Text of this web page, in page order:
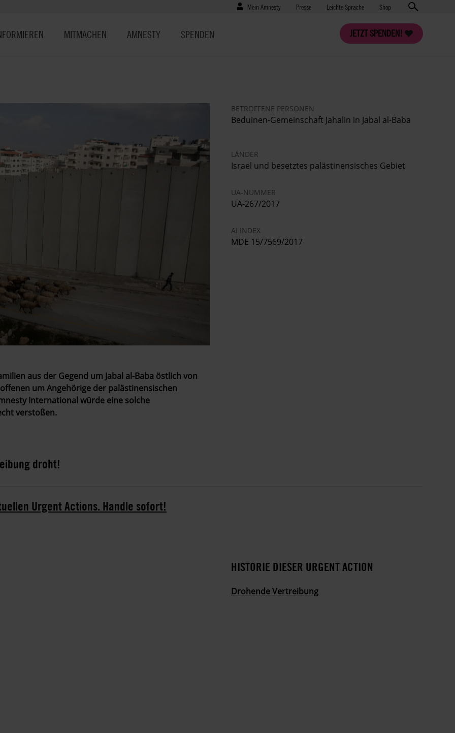
Benutzermenü
Mein Amnesty Presse
Presse Leichte Sprache Shop
JETZT SPENDEN!
MITMACHEN AMNESTY SPENDEN
aus der Gegend um Jabal al-Baba östlich von
um Angehörige der palästinensischen
International würde eine solche
verstoßen.
BETROFFENE PERSONEN
Beduinen-Gemeinschaft Jahalin in Jabal al-Baba
LÄNDER
Israel und besetztes palästinensisches Gebiet
UA-NUMMER
UA-267/2017
AI INDEX
MDE 15/7569/2017
droht!
Urgent Actions. Handle sofort!
HISTORIE DIESER URGENT ACTION
Drohende Vertreibung